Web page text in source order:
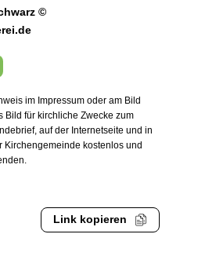
©
im Impressum oder am Bild
Bild für kirchliche Zwecke zum
auf der Internetseite und in
Kirchengemeinde kostenlos und
Link kopieren